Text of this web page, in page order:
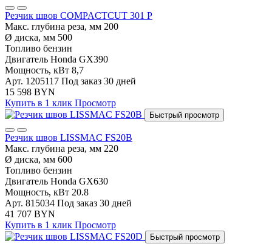
Резчик швов COMPACTCUT 301 P
Макс. глубина реза, мм 200
Ø диска, мм 500
Топливо бензин
Двигатель Honda GX390
Мощность, кВт 8,7
Арт. 1205117 Под заказ 30 дней
15 598 BYN
Купить в 1 клик Просмотр
Быстрый просмотр
Резчик швов LISSMAC FS20В
Макс. глубина реза, мм 220
Ø диска, мм 600
Топливо бензин
Двигатель Honda GX630
Мощность, кВт 20.8
Арт. 815034 Под заказ 30 дней
41 707 BYN
Купить в 1 клик Просмотр
Быстрый просмотр